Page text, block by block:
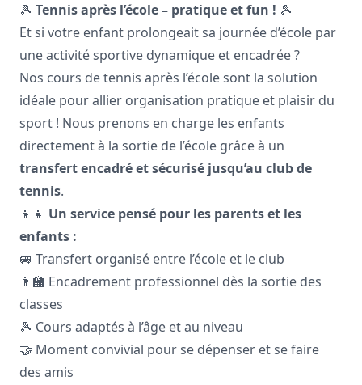
🎾 Tennis après l’école – pratique et fun ! 🎾
Et si votre enfant prolongeait sa journée d’école par
une activité sportive dynamique et encadrée ?
Nos cours de tennis après l’école sont la solution
idéale pour allier organisation pratique et plaisir du
sport ! Nous prenons en charge les enfants
directement à la sortie de l’école grâce à un
transfert encadré et sécurisé jusqu’au club de
tennis.
👦👧 Un service pensé pour les parents et les
enfants :
🚐 Transfert organisé entre l’école et le club
👨‍🏫 Encadrement professionnel dès la sortie des
classes
🎾 Cours adaptés à l’âge et au niveau
🤝 Moment convivial pour se dépenser et se faire
des amis